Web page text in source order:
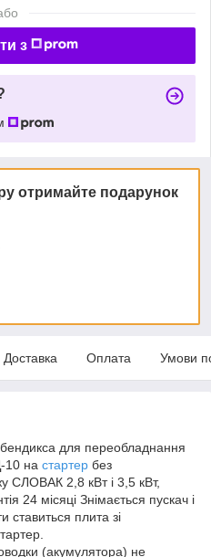
з
отримайте подарунок
Доставка Оплата Умови
для переобладнання
10 на стартер без
СЛОВАК 2,8 кВт і 3,5 кВт,
24 місяці Знімається пускач і
ставиться плита зі
(акумулятора) не